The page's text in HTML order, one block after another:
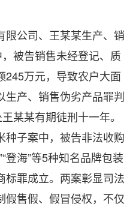
公司、王某某生产、销
被告销售未经登记、质
245万元，导致农户大面
生产、销售伪劣产品罪判
某某有期徒刑十一年。
种子案中，被告非法收购
登海”等5种知名品牌包装
标罪成立。两案彰显司法
假售假、假冒侵权，不仅